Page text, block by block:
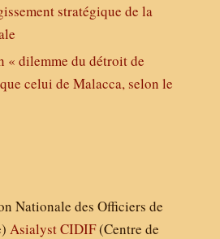
stratégique de la
« dilemme du détroit de
celui de Malacca, selon le
Nationale des Officiers de
AsialystCIDIF(Centre de